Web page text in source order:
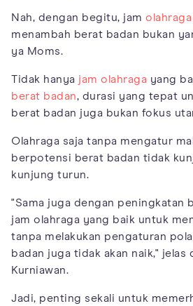
Nah, dengan begitu, jam olahraga
menambah berat badan bukan
ya Moms.
Tidak hanya jam olahraga yang
berat badan, durasi yang tepat
berat badan juga bukan fokus
Olahraga saja tanpa mengatur
berpotensi berat badan tidak
kunjung turun.
"Sama juga dengan peningkatan
jam olahraga yang baik untuk
tanpa melakukan pengaturan
badan juga tidak akan naik," jelas
Kurniawan.
Jadi, penting sekali untuk